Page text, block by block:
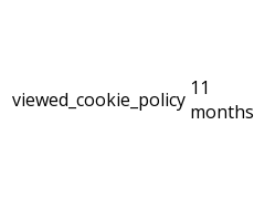
viewed_cookie_policy 11
months